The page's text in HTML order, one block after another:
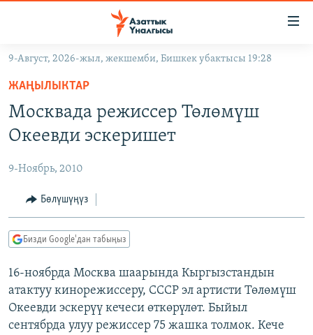
Навигацияга
өтүңүз
Издөөгө
салыңыз
ЭКОНОМИКА
МАДАНИЯТ
БОРБОР АЗИЯ
АТАЙЫН ИЛИКТӨӨ
ТВ ПРОГРАММАЛАР
ЭКСПЕРТТЕР ТАЛДАЙТ
БИЗ ЖАНА ДҮЙНӨ
ДАНИСТЕ
ЭЖЕ-СИҢДИЛЕР
ӨЗГӨЧӨ ПИКИР
Русский
ОНЛАЙН ШЕРИНЕ
9-Август, 2026-жыл, жекшемби, Бишкек убактысы 19:28
ЖАҢЫЛЫКТАР
Москвада режиссер Төлөмүш
Океевди эскеришет
9-Ноябрь, 2010
Бөлүшүңүз
Бизди Google'дан табыңыз
16-ноябрда Москва шаарында Кыргызстандын
атактуу кинорежиссеру, СССР эл артисти Төлөмүш
Океевди эскерүү кечеси өткөрүлөт. Быйыл
сентябрда улуу режиссер 75 жашка толмок. Кече